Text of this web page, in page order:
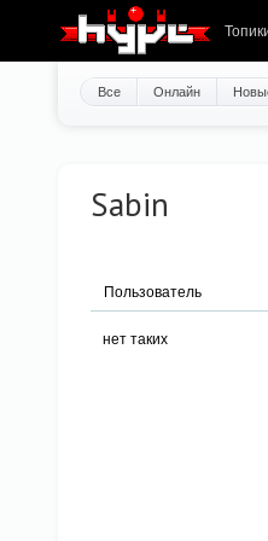
Все Онлайн
Sabin
Пользователь
нет таких